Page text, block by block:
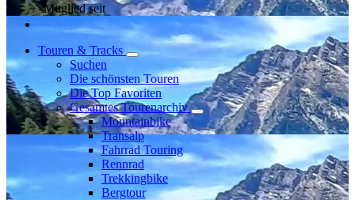
Mitglied seit
Touren & Tracks
Suchen
Die schönsten Touren
Die Top Favoriten
Gesamtes Tourenarchiv
Mountainbike
Transalp
Fahrrad Touring
Rennrad
Trekkingbike
Bergtour